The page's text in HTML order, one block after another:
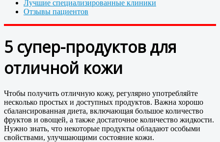
Лучшие специализированные клиники
Отзывы пациентов
5 супер-продуктов для
отличной кожи
Чтобы получить отличную кожу, регулярно употребляйте
несколько простых и доступных продуктов. Важна хорошо
сбалансированная диета, включающая большое количество
фруктов и овощей, а также достаточное количество жидкости.
Нужно знать, что некоторые продукты обладают особыми
свойствами, улучшающими состояние кожи.